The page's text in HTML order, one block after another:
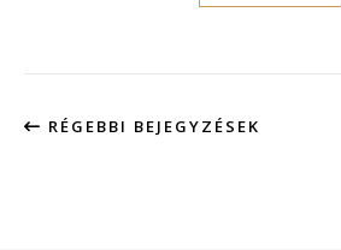
RÉGEBBI BEJEGYZÉSEK